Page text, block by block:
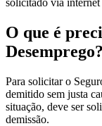
O que é
Desemprego?
Para solicitar o
demitido sem justa
situação, deve ser
demissão.